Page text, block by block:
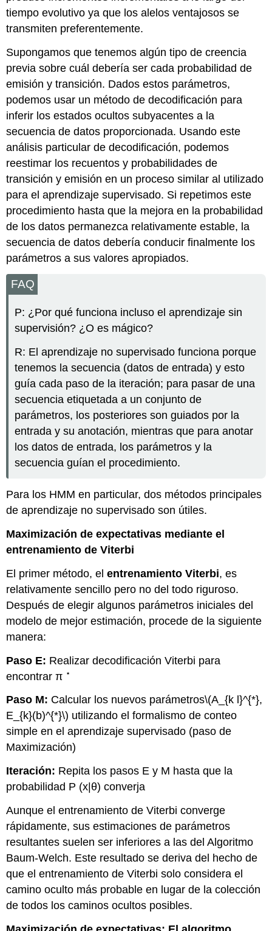
tiempo evolutivo ya que los alelos ventajosos se
transmiten preferentemente.
Supongamos que tenemos algún tipo de creencia
previa sobre cuál debería ser cada probabilidad de
emisión y transición. Dados estos parámetros,
podemos usar un método de decodificación para
inferir los estados ocultos subyacentes a la
secuencia de datos proporcionada. Usando este
análisis particular de decodificación, podemos
reestimar los recuentos y probabilidades de
transición y emisión en un proceso similar al utilizado
para el aprendizaje supervisado. Si repetimos este
procedimiento hasta que la mejora en la probabilidad
de los datos permanezca relativamente estable, la
secuencia de datos debería conducir finalmente los
parámetros a sus valores apropiados.
FAQ
P: ¿Por qué funciona incluso el aprendizaje sin
supervisión? ¿O es mágico?
R: El aprendizaje no supervisado funciona porque
tenemos la secuencia (datos de entrada) y esto
guía cada paso de la iteración; para pasar de una
secuencia etiquetada a un conjunto de
parámetros, los posteriores son guiados por la
entrada y su anotación, mientras que para anotar
los datos de entrada, los parámetros y la
secuencia guían el procedimiento.
Para los HMM en particular, dos métodos principales
de aprendizaje no supervisado son útiles.
Maximización de expectativas mediante el
entrenamiento de Viterbi
El primer método, elentrenamiento Viterbi, es
relativamente sencillo pero no del todo riguroso.
Después de elegir algunos parámetros iniciales del
modelo de mejor estimación, procede de la siguiente
manera:
Paso E: Realizar decodificación Viterbi para
encontrar π ⋆
Paso M: Calcular los nuevos parámetros\(A_{k l}^{*},
E_{k}(b)^{*}\) utilizando el formalismo de conteo
simple en el aprendizaje supervisado (paso de
Maximización)
Iteración: Repita los pasos E y M hasta que la
probabilidad P (x|θ) converja
Aunque el entrenamiento de Viterbi converge
rápidamente, sus estimaciones de parámetros
resultantes suelen ser inferiores a las del Algoritmo
Baum-Welch. Este resultado se deriva del hecho de
que el entrenamiento de Viterbi solo considera el
camino oculto más probable en lugar de la colección
de todos los caminos ocultos posibles.